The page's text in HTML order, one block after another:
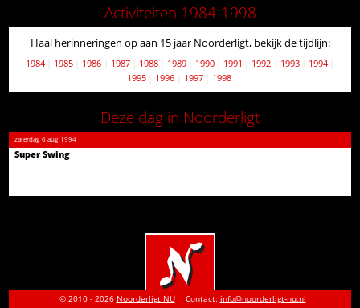
Activiteiten 1984-1998
Haal herinneringen op aan 15 jaar Noorderligt, bekijk de tijdlijn:
1984 1985 1986 1987 1988 1989 1990 1991 1992 1993
1994
1995
1996 1997 1998
Deze dag in Noorderligt
zaterdag 6 aug 1994
Super Swing
© 2010 - 2026 Noorderligt NU Contact: info@noorderligt-nu.nl